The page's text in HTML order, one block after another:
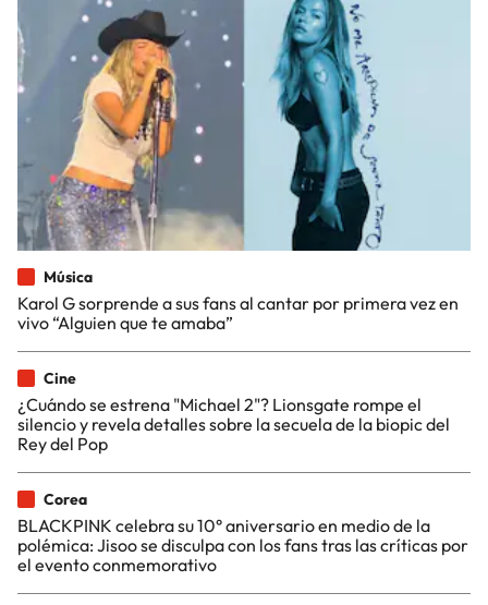
Música
Karol G sorprende a sus fans al cantar por primera vez en
vivo “Alguien que te amaba”
Cine
¿Cuándo se estrena "Michael 2"? Lionsgate rompe el
silencio y revela detalles sobre la secuela de la biopic del
Rey del Pop
Corea
BLACKPINK celebra su 10° aniversario en medio de la
polémica: Jisoo se disculpa con los fans tras las críticas por
el evento conmemorativo